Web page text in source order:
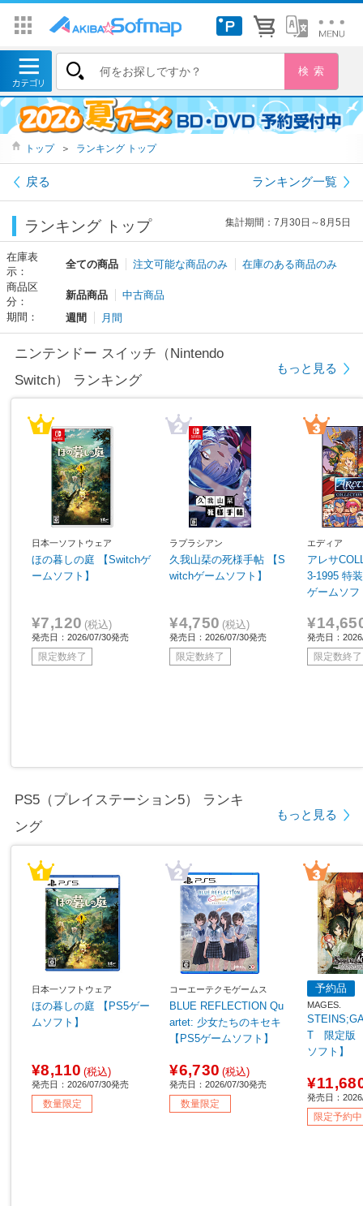
トップ ＞ ランキング トップ
戻る ランキング一覧
ランキング トップ 集計期間：7月30日～8月5日
在庫表
示：
全ての商品 注文可能な商品のみ
在庫のある商品のみ
商品区
分：
新品商品
中古商品
期間：
週間 月間
ニンテンドー スイッチ（Nintendo
Switch） ランキング
もっと見る
日本一ソフトウェア
ほの暮しの庭 【Switchゲ
ームソフト】
¥7,120 (税込)
発売日：2026/07/30発売
限定数終了
ラプラシアン
久我山栞の死様手帖 【S
witchゲームソフト】
¥4,750 (税込)
発売日：2026/07/30発売
限定数終了
エディア
アレサ
3-1995 特
ゲームソフ
発売日：
限定数終了
PS5（プレイステーション5） ランキ
ング
もっと見る
日本一ソフトウェア
ほの暮しの庭 【PS5ゲー
ムソフト】
¥8,110 (税込)
発売日：2026/07/30発売
数量限定
コーエーテクモゲームス
BLUE REFLECTION Qu
artet: 少女たちのキセキ
【PS5ゲームソフト】
¥6,730 (税込)
発売日：2026/07/30発売
数量限定
予約品
MAGES.
T 限定版
ソフト】
発売日：
限定予約中